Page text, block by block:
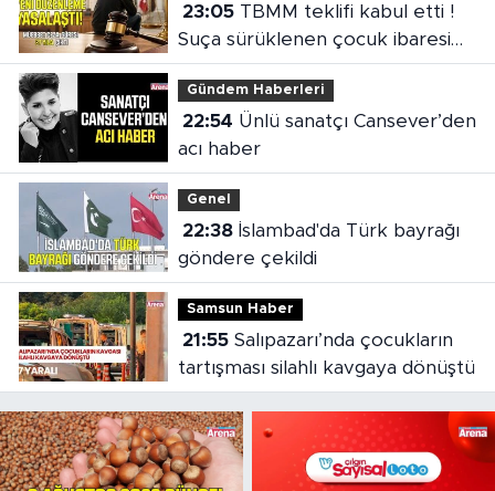
23:05TBMM teklifi kabul etti !
Suça sürüklenen çocuk ibaresi
değişti
Gündem Haberleri
22:54
acı haber
Genel
22:38İslambad'da Türk bayrağı
göndere çekildi
Samsun Haber
21:55Salıpazarı’nda çocukların
tartışması silahlı kavgaya dönüştü